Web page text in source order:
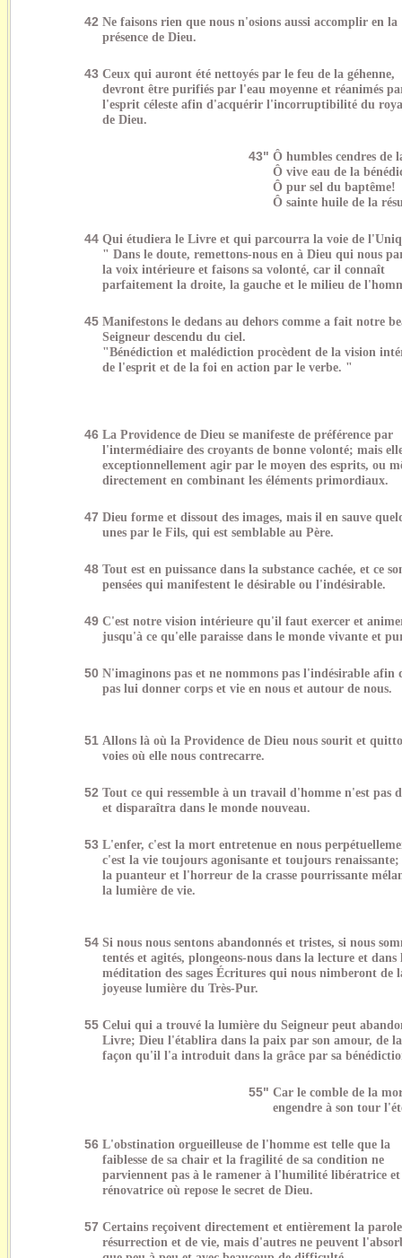
42 Ne faisons rien que nous n'osions aussi accomplir en la
présence de Dieu.
43 Ceux qui auront été nettoyés par le feu de la géhenne,
devront être purifiés par l'eau moyenne et réanimés
l'esprit céleste afin d'acquérir l'incorruptibilité du
de Dieu.
43" Ô humbles cendres
Ô vive eau de la
Ô pur sel du baptême!
Ô sainte huile de la
44 Qui étudiera le Livre et qui parcourra la voie de
" Dans le doute, remettons-nous en à Dieu qui nous
la voix intérieure et faisons sa volonté, car il connaît
parfaitement la droite, la gauche et le milieu de
45 Manifestons le dedans au dehors comme a fait notre
Seigneur descendu du ciel.
"Bénédiction et malédiction procèdent de la vision
de l'esprit et de la foi en action par le verbe. "
46 La Providence de Dieu se manifeste de préférence par
l'intermédiaire des croyants de bonne volonté; mais
exceptionnellement agir par le moyen des esprits, ou
directement en combinant les éléments primordiaux.
47 Dieu forme et dissout des images, mais il en sauve
unes par le Fils, qui est semblable au Père.
48 Tout est en puissance dans la substance cachée, et ce
pensées qui manifestent le désirable ou l'indésirable.
49 C'est notre vision intérieure qu'il faut exercer et
jusqu'à ce qu'elle paraisse dans le monde vivante et
50 N'imaginons pas et ne nommons pas l'indésirable afin
pas lui donner corps et vie en nous et autour de nous.
51 Allons là où la Providence de Dieu nous sourit et
voies où elle nous contrecarre.
52 Tout ce qui ressemble à un travail d'homme n'est pas
et disparaîtra dans le monde nouveau.
53 L'enfer, c'est la mort entretenue en nous
c'est la vie toujours agonisante et toujours renaissante;
la puanteur et l'horreur de la crasse pourrissante
la lumière de vie.
54 Si nous nous sentons abandonnés et tristes, si nous
tentés et agités, plongeons-nous dans la lecture et dans
méditation des sages Écritures qui nous nimberont de
joyeuse lumière du Très-Pur.
55 Celui qui a trouvé la lumière du Seigneur peut
Livre; Dieu l'établira dans la paix par son amour, de
façon qu'il l'a introduit dans la grâce par sa
55" Car le comble de la
engendre à son tour
56 L'obstination orgueilleuse de l'homme est telle que la
faiblesse de sa chair et la fragilité de sa condition ne
parviennent pas à le ramener à l'humilité libératrice et
rénovatrice où repose le secret de Dieu.
57 Certains reçoivent directement et entièrement la
résurrection et de vie, mais d'autres ne peuvent